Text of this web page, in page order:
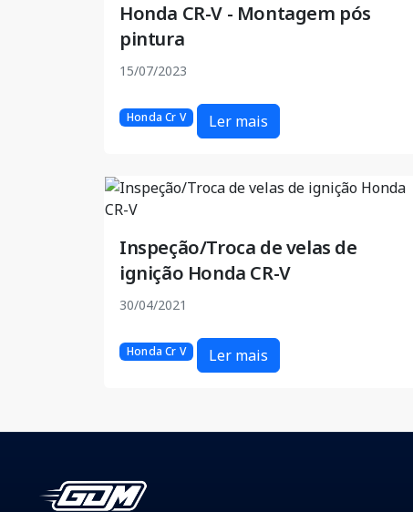
Honda CR-V - Montagem pós
pintura
15/07/2023
Honda Cr V Ler mais
Inspeção/Troca de velas de
ignição Honda CR-V
30/04/2021
Honda Cr V Ler mais